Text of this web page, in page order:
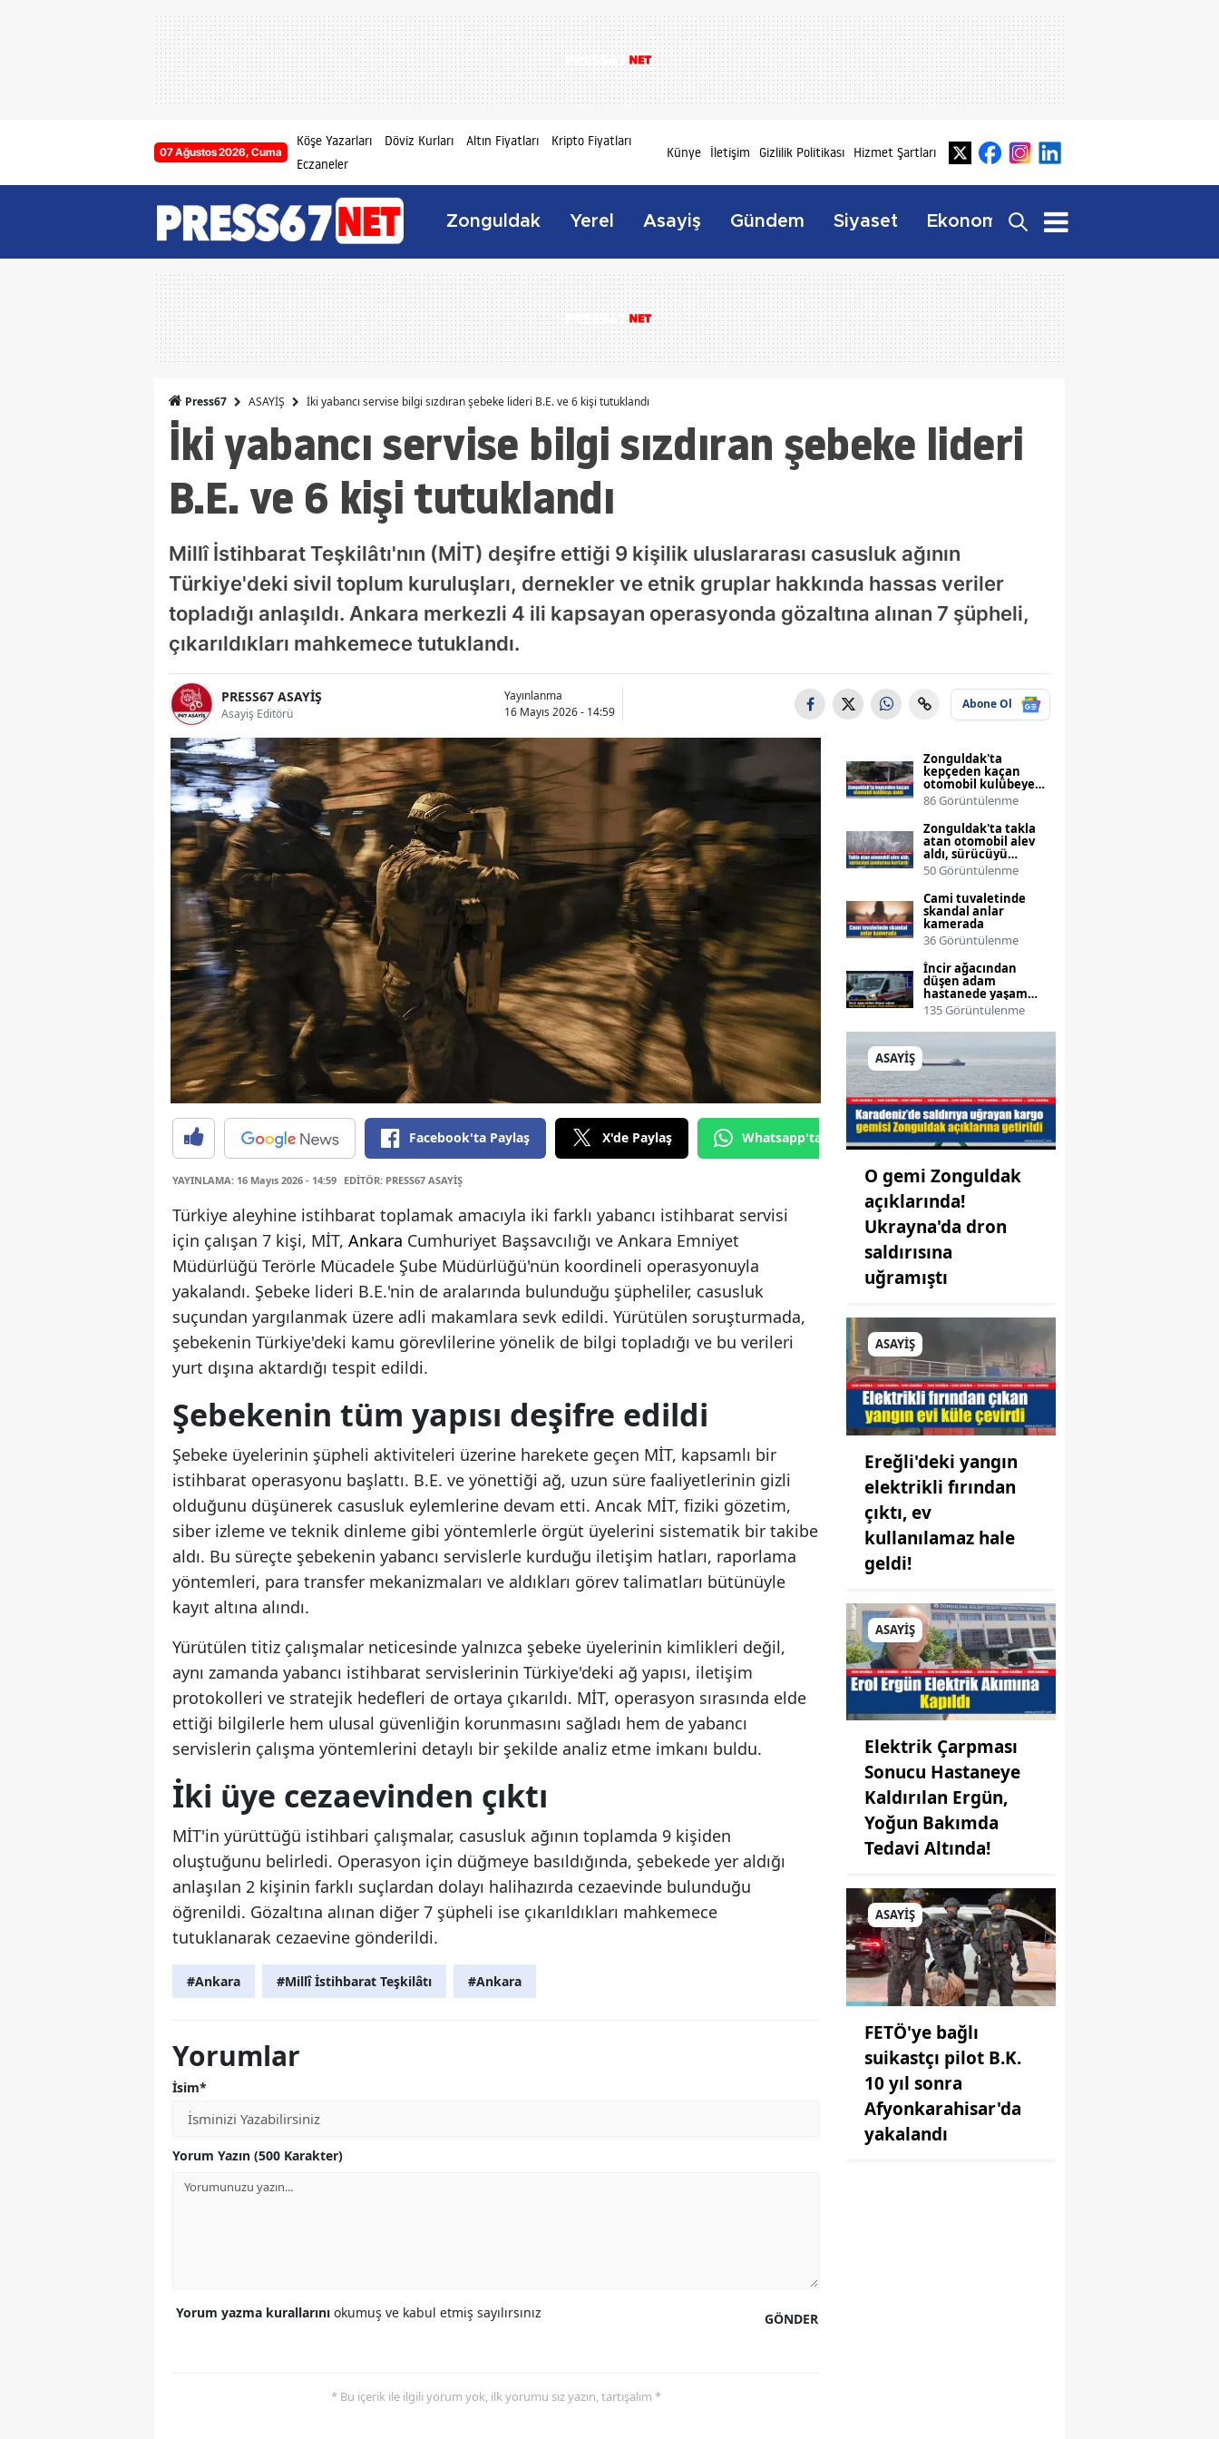
07 Ağustos 2026, Cuma
Köşe Yazarları Döviz Kurları Altın Fiyatları
Kripto Fiyatları
Eczaneler
Künye İletişim Gizlilik Politikası Hizmet Şartları
Zonguldak Yerel Asayiş Gündem Siyaset Ekonomi Yaşam
Press67 ASAYİŞ İki yabancı servise bilgi sızdıran şebeke lideri B.E. ve 6 kişi tutuklandı
İki yabancı servise bilgi sızdıran şebeke lideri
B.E. ve 6 kişi tutuklandı
Millî İstihbarat Teşkilâtı'nın (MİT) deşifre ettiği 9 kişilik uluslararası casusluk ağının
Türkiye'deki sivil toplum kuruluşları, dernekler ve etnik gruplar hakkında hassas veriler
topladığı anlaşıldı. Ankara merkezli 4 ili kapsayan operasyonda gözaltına alınan 7 şüpheli,
çıkarıldıkları mahkemece tutuklandı.
PRESS67 ASAYİŞ
Asayiş Editörü
Yayınlanma
16 Mayıs 2026 - 14:59
Abone Ol
Facebook'ta Paylaş X'de Paylaş Whatsapp'tan Gönder
YAYINLAMA: 16 Mayıs 2026 - 14:59 EDİTÖR: PRESS67 ASAYİŞ
Türkiye aleyhine istihbarat toplamak amacıyla iki farklı yabancı istihbarat servisi
için çalışan 7 kişi, MİT, Ankara Cumhuriyet Başsavcılığı ve Ankara Emniyet
Müdürlüğü Terörle Mücadele Şube Müdürlüğü'nün koordineli operasyonuyla
yakalandı. Şebeke lideri B.E.'nin de aralarında bulunduğu şüpheliler, casusluk
suçundan yargılanmak üzere adli makamlara sevk edildi. Yürütülen soruşturmada,
şebekenin Türkiye'deki kamu görevlilerine yönelik de bilgi topladığı ve bu verileri
yurt dışına aktardığı tespit edildi.
Şebekenin tüm yapısı deşifre edildi
Şebeke üyelerinin şüpheli aktiviteleri üzerine harekete geçen MİT, kapsamlı bir
istihbarat operasyonu başlattı. B.E. ve yönettiği ağ, uzun süre faaliyetlerinin gizli
olduğunu düşünerek casusluk eylemlerine devam etti. Ancak MİT, fiziki gözetim,
siber izleme ve teknik dinleme gibi yöntemlerle örgüt üyelerini sistematik bir takibe
aldı. Bu süreçte şebekenin yabancı servislerle kurduğu iletişim hatları, raporlama
yöntemleri, para transfer mekanizmaları ve aldıkları görev talimatları bütünüyle
kayıt altına alındı.
Yürütülen titiz çalışmalar neticesinde yalnızca şebeke üyelerinin kimlikleri değil,
aynı zamanda yabancı istihbarat servislerinin Türkiye'deki ağ yapısı, iletişim
protokolleri ve stratejik hedefleri de ortaya çıkarıldı. MİT, operasyon sırasında elde
ettiği bilgilerle hem ulusal güvenliğin korunmasını sağladı hem de yabancı
servislerin çalışma yöntemlerini detaylı bir şekilde analiz etme imkanı buldu.
İki üye cezaevinden çıktı
MİT'in yürüttüğü istihbari çalışmalar, casusluk ağının toplamda 9 kişiden
oluştuğunu belirledi. Operasyon için düğmeye basıldığında, şebekede yer aldığı
anlaşılan 2 kişinin farklı suçlardan dolayı halihazırda cezaevinde bulunduğu
öğrenildi. Gözaltına alınan diğer 7 şüpheli ise çıkarıldıkları mahkemece
tutuklanarak cezaevine gönderildi.
#Ankara #Millî İstihbarat Teşkilâtı #Ankara
Yorumlar
İsim*
Yorum Yazın (500 Karakter)
GÖNDER
Yorum yazma kurallarını okumuş ve kabul etmiş sayılırsınız
* Bu içerik ile ilgili yorum yok, ilk yorumu siz yazın, tartışalım *
Zonguldak'ta
kepçeden kaçan
otomobil kulübeye
daldı
86 Görüntülenme
Zonguldak'ta takla
atan otomobil alev
aldı, sürücüyü
jandarma kurtardı
50 Görüntülenme
Cami tuvaletinde
skandal anlar
kamerada
36 Görüntülenme
İncir ağacından
düşen adam
hastanede yaşam
mücadelesi veriyor
135 Görüntülenme
ASAYİŞ
O gemi Zonguldak
açıklarında!
Ukrayna'da dron
saldırısına
uğramıştı
ASAYİŞ
Ereğli'deki yangın
elektrikli fırından
çıktı, ev
kullanılamaz hale
geldi!
ASAYİŞ
Elektrik Çarpması
Sonucu Hastaneye
Kaldırılan Ergün,
Yoğun Bakımda
Tedavi Altında!
ASAYİŞ
FETÖ'ye bağlı
suikastçı pilot B.K.
10 yıl sonra
Afyonkarahisar'da
yakalandı